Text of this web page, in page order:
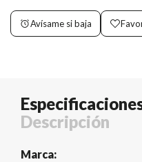
Avísame si baja
Descripción
Marca: